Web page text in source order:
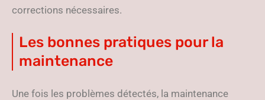
corrections nécessaires.
Les bonnes pratiques pour la
maintenance
Une fois les problèmes détectés, la maintenance